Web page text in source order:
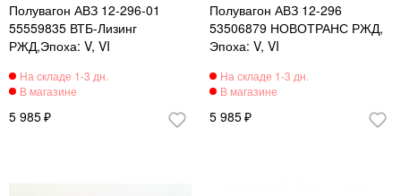
Полувагон АВЗ 12-296-01
55559835 ВТБ-Лизинг
РЖД,Эпоха: V, VI
5 985
Полувагон АВЗ 12-296
53506879 НОВОТРАНС РЖД,
Эпоха: V, VI
5 985